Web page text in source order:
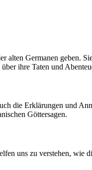
Germanen geben.
ihre Taten und
die Erklärungen und
Göttersagen.
uns zu verstehen, wie